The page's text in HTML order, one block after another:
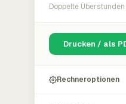
Doppelte Überstunden
Drucken / als
Rechneroptionen